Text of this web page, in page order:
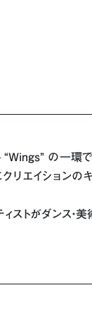
の一環で
リエイションのキ
トがダンス・美